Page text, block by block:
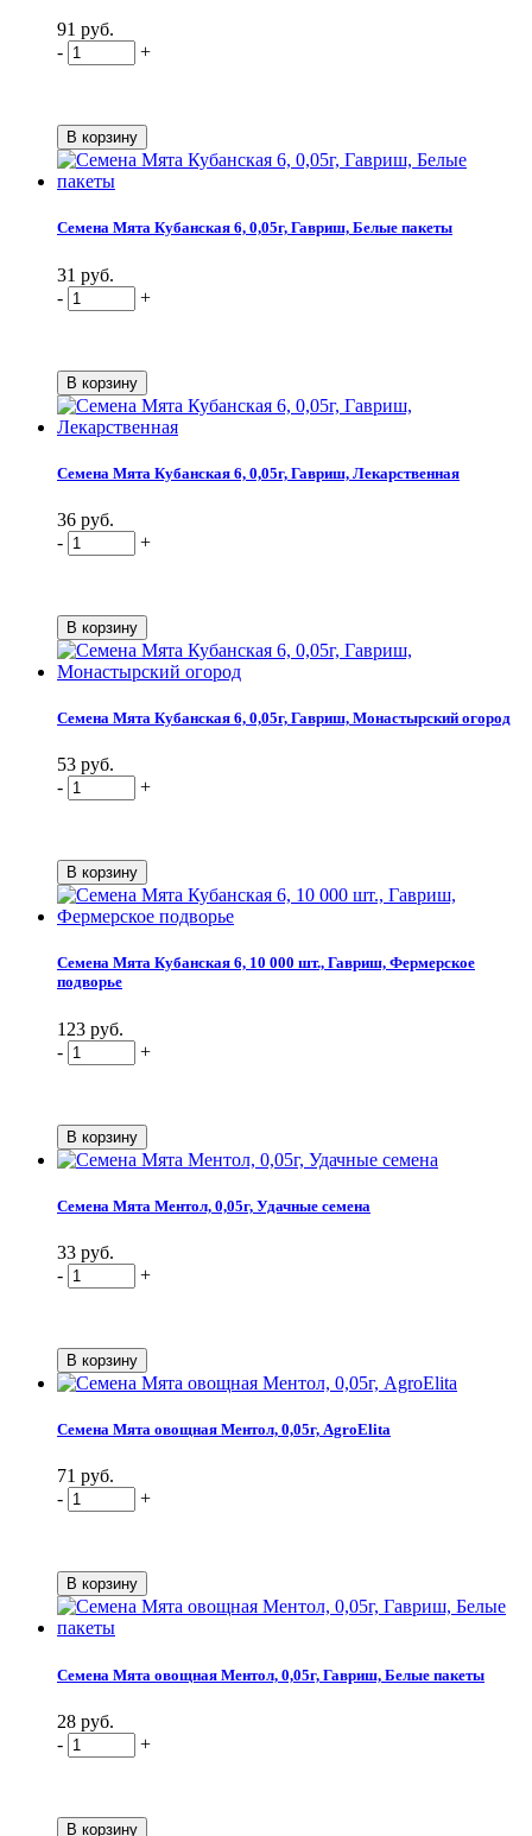
91 руб.
-
+
Семена Мята Кубанская 6, 0,05г, Гавриш, Белые пакеты
31 руб.
-
+
Семена Мята Кубанская 6, 0,05г, Гавриш, Лекарственная
36 руб.
-
+
Семена Мята Кубанская 6, 0,05г, Гавриш, Монастырский огород
53 руб.
-
+
Семена Мята Кубанская 6, 10 000 шт., Гавриш, Фермерское
подворье
123 руб.
-
+
Семена Мята Ментол, 0,05г, Удачные семена
33 руб.
-
+
Семена Мята овощная Ментол, 0,05г, AgroElita
71 руб.
-
+
Семена Мята овощная Ментол, 0,05г, Гавриш, Белые пакеты
28 руб.
-
+